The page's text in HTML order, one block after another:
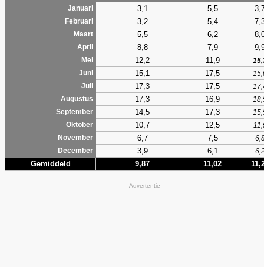
Januari
3,1 5,5
Februari 3,2 5,4
Maart 5,5 6,2
April 8,8 7,9
Mei 12,2 11,9
Juni
15,1 17,5
Juli
17,3 17,5
Augustus
17,3 16,9
September
14,5 17,3
Oktober
10,7 12,5
November
6,7 7,5
December
3,9 6,1
Gemiddeld 9,87 11,02
Advertentie